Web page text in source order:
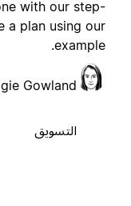
one with our
a plan using
Maggie Gowland
التسويق